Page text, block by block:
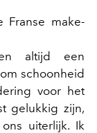
Franse make-
altijd een
schoonheid
voor het
gelukkig zijn,
uiterlijk. Ik